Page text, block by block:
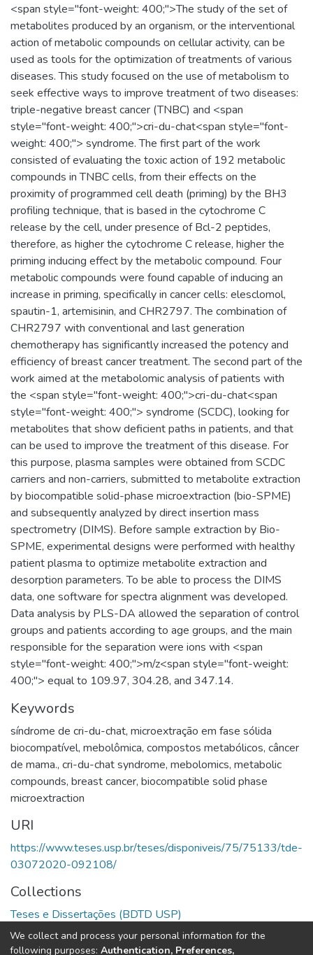
<span style="font-weight: 400;">The study of the set of
metabolites produced by an organism, or the interventional
action of metabolic compounds on cellular activity, can be
used as tools for the optimization of treatments of various
diseases. This study focused on the use of metabolism to
seek effective ways to improve treatment of two diseases:
triple-negative breast cancer (TNBC) and <span
style="font-weight: 400;">cri-du-chat<span style="font-
weight: 400;"> syndrome. The first part of the work
consisted of evaluating the toxic action of 192 metabolic
compounds in TNBC cells, from their effects on the
proximity of programmed cell death (priming) by the BH3
profiling technique, that is based in the cytochrome C
release by the cell, under presence of Bcl-2 peptides,
therefore, as higher the cytochrome C release, higher the
priming inducing effect by the metabolic compound. Four
metabolic compounds were found capable of inducing an
increase in priming, specifically in cancer cells: elesclomol,
spautin-1, artemisinin, and CHR2797. The combination of
CHR2797 with conventional and last generation
chemotherapy has significantly increased the potency and
efficiency of breast cancer treatment. The second part of the
work aimed at the metabolomic analysis of patients with
the <span style="font-weight: 400;">cri-du-chat<span
style="font-weight: 400;"> syndrome (SCDC), looking for
metabolites that show deficient paths in patients, and that
can be used to improve the treatment of this disease. For
this purpose, plasma samples were obtained from SCDC
carriers and non-carriers, submitted to metabolite extraction
by biocompatible solid-phase microextraction (bio-SPME)
and subsequently analyzed by direct insertion mass
spectrometry (DIMS). Before sample extraction by Bio-
SPME, experimental designs were performed with healthy
patient plasma to optimize metabolite extraction and
desorption parameters. To be able to process the DIMS
data, one software for spectra alignment was developed.
Data analysis by PLS-DA allowed the separation of control
groups and patients according to age groups, and the main
responsible for the separation were ions with <span
style="font-weight: 400;">m/z<span style="font-weight:
400;"> equal to 109.97, 304.28, and 347.14.
Keywords
síndrome de cri-du-chat, microextração em fase sólida
biocompatível, mebolômica, compostos metabólicos, câncer
de mama., cri-du-chat syndrome, mebolomics, metabolic
compounds, breast cancer, biocompatible solid phase
microextraction
URI
https://www.teses.usp.br/teses/disponiveis/75/75133/tde-
03072020-092108/
Collections
Teses e Dissertações (BDTD USP)
Full item page
We collect and process your personal information for the
following purposes: Authentication, Preferences,